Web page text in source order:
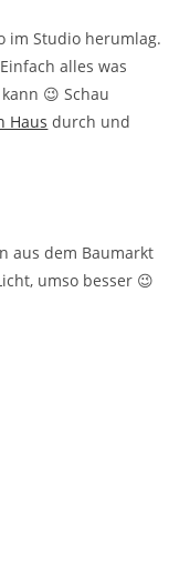
im Studio herumlag.
alles was
😉 Schau
Haus durch und
aus dem Baumarkt
umso besser 😉